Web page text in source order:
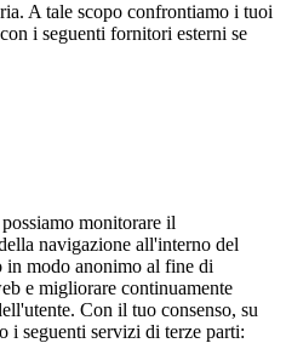
A tale scopo confrontiamo i tuoi
i seguenti fornitori esterni se
monitorare il
navigazione all'interno del
in modo anonimo al fine di
e migliorare continuamente
Con il tuo consenso, su
i seguenti servizi di terze parti: